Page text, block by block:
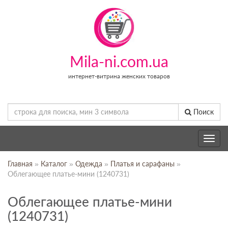
Mila-ni.com.ua
интернет-витрина женских товаров
Поиск
Toggle
Главная » Каталог » Одежда » Платья и сарафаны »
Облегающее платье-мини (1240731)
Облегающее платье-мини
(1240731)